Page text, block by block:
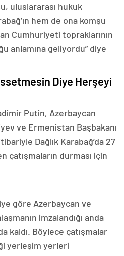
uluslararası hukuk
hem de ona komşu
Cumhuriyeti topraklarının
anlamına geliyordu” diye
Diye Herşeyi
Putin, Azerbaycan
ve Ermenistan Başbakanı
Dağlık Karabağ’da 27
çatışmaların durması için
göre Azerbaycan ve
imzalandığı anda
kaldı. Böylece çatışmalar
yerleşim yerleri